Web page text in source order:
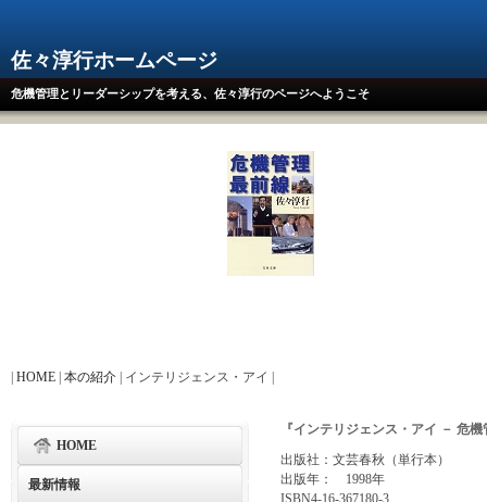
佐々淳行ホームページ
危機管理とリーダーシップを考える、佐々淳行のページへようこそ
HOME 本の紹介 | インテリジェンス・アイ |
『インテリジェンス・アイ － 危
出版社：文芸春秋（単行本）
出版年： 1998年
ISBN4-16-367180-3
HOME
最新情報